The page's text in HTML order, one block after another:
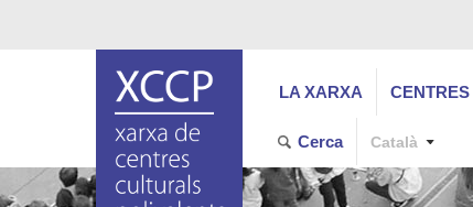
LA XARXA CENTRES
Cerca Català